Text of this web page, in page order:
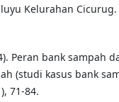
Kelurahan Cicurug.
Peran bank sampah
(studi kasus bank
71-84.